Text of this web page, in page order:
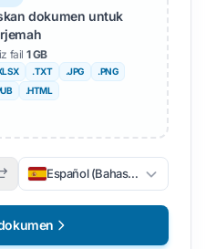
dokumen untuk
fail 1 GB
.TXT .JPG
.PNG
.HTML
Español (Bahasa Sepanyol)